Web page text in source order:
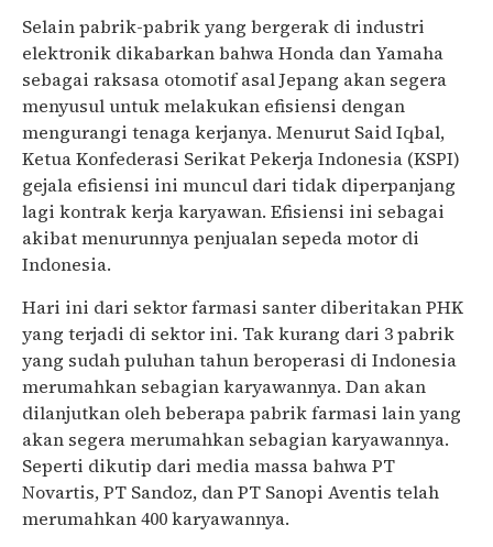
Selain pabrik-pabrik yang bergerak di industri
elektronik dikabarkan bahwa Honda dan Yamaha
sebagai raksasa otomotif asal Jepang akan segera
menyusul untuk melakukan efisiensi dengan
mengurangi tenaga kerjanya. Menurut Said Iqbal,
Ketua Konfederasi Serikat Pekerja Indonesia (KSPI)
gejala efisiensi ini muncul dari tidak diperpanjang
lagi kontrak kerja karyawan. Efisiensi ini sebagai
akibat menurunnya penjualan sepeda motor di
Indonesia.
Hari ini dari sektor farmasi santer diberitakan PHK
yang terjadi di sektor ini. Tak kurang dari 3 pabrik
yang sudah puluhan tahun beroperasi di Indonesia
merumahkan sebagian karyawannya. Dan akan
dilanjutkan oleh beberapa pabrik farmasi lain yang
akan segera merumahkan sebagian karyawannya.
Seperti dikutip dari media massa bahwa PT
Novartis, PT Sandoz, dan PT Sanopi Aventis telah
merumahkan 400 karyawannya.